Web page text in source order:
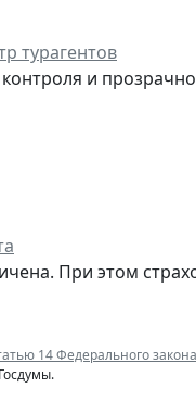
турагентов
и
При этом
14 Федерального